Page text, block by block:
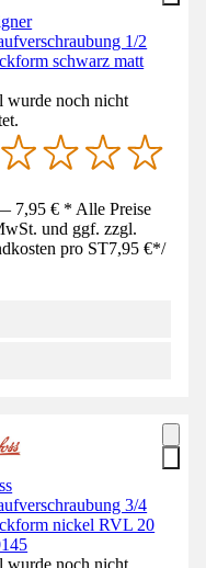
1/2
schwarz matt
wurde noch nicht
7,95 € * Alle Preise
und ggf. zzgl.
pro ST7,95 €*/
3/4
nickel RVL 20
wurde noch nicht